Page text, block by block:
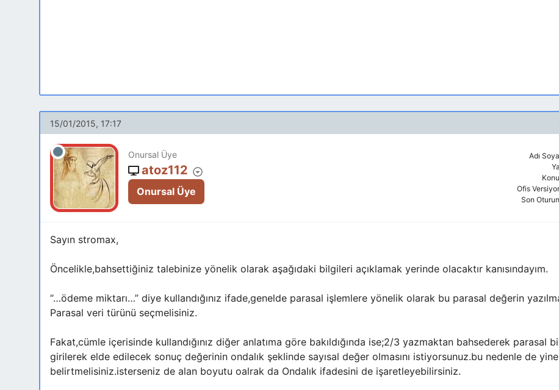
15/01/2015, 17:17
Onursal Üye
atoz112
Onursal Üye
Adı
Ofis
Son
Sayın stromax,
Öncelikle,bahsettiğiniz talebinize yönelik olarak aşağıdaki bilgileri açıklamak yerinde olacaktır kanısındayım.
“…ödeme miktarı…” diye kullandığınız ifade,genelde parasal işlemlere yönelik olarak bu parasal değerin
Parasal veri türünü seçmelisiniz.
Fakat,cümle içerisinde kullandığınız diğer anlatıma göre bakıldığında ise;2/3 yazmaktan bahsederek parasal
girilerek elde edilecek sonuç değerinin ondalık şeklinde sayısal değer olmasını istiyorsunuz.bu nedenle de
belirtmelisiniz.isterseniz de alan boyutu oalrak da Ondalık ifadesini de işaretleyebilirsiniz.